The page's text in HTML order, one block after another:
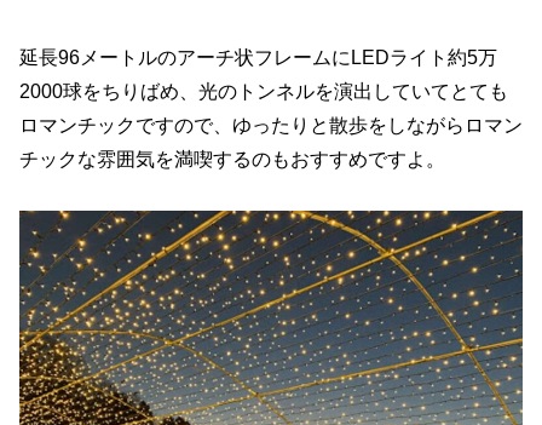
延長96メートルのアーチ状フレームにLEDライト約5万
2000球をちりばめ、光のトンネルを演出していてとても
ロマンチックですので、ゆったりと散歩をしながらロマン
チックな雰囲気を満喫するのもおすすめですよ。